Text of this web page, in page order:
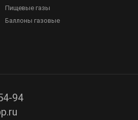
Пищевые газы
Баллоны газовые
94